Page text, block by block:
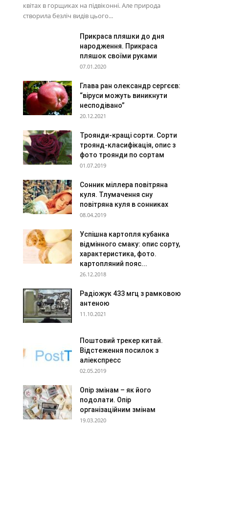
квітах в горщиках на підвіконні. Але природа
створила безліч видів цього...
Прикраса пляшки до дня
народження. Прикраса
пляшок своїми руками
07.01.2020
Глава ран олександр сергєєв:
“віруси можуть виникнути
несподівано”
20.12.2021
Троянди-кращі сорти. Сорти
троянд-класифікація, опис з
фото троянди по сортам
01.07.2019
Сонник міллера повітряна
куля. Тлумачення сну
повітряна куля в сонниках
08.04.2019
Успішна картопля кубанка
відмінного смаку: опис сорту,
характеристика, фото.
картопляний пояс...
26.12.2018
Радіожук 433 мгц з рамковою
антеною
11.10.2021
Поштовий трекер китай.
Відстеження посилок з
аліекспресс
02.05.2019
Опір змінам – як його
подолати. Опір
організаційним змінам
19.03.2020